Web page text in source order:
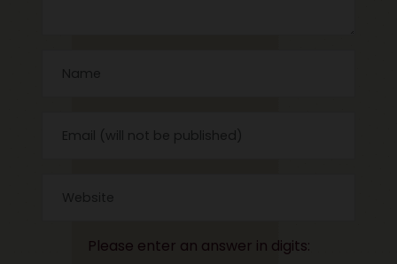
Please enter an answer in digits: